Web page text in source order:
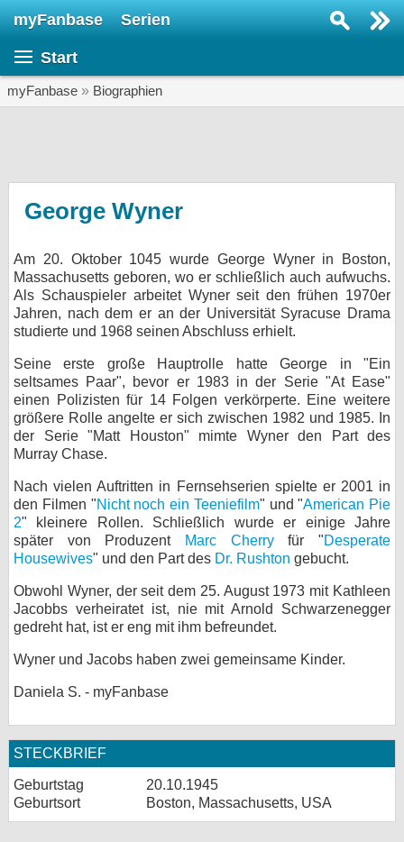
myFanbase Serien
Start
myFanbase » Biographien
George Wyner
Am 20. Oktober 1045 wurde George Wyner in Boston,
Massachusetts geboren, wo er schließlich auch aufwuchs.
Als Schauspieler arbeitet Wyner seit den frühen 1970er
Jahren, nach dem er an der Universität Syracuse Drama
studierte und 1968 seinen Abschluss erhielt.
Seine erste große Hauptrolle hatte George in "Ein
seltsames Paar", bevor er 1983 in der Serie "At Ease"
einen Polizisten für 14 Folgen verkörperte. Eine weitere
größere Rolle angelte er sich zwischen 1982 und 1985. In
der Serie "Matt Houston" mimte Wyner den Part des
Murray Chase.
Nach vielen Auftritten in Fernsehserien spielte er 2001 in
den Filmen "Nicht noch ein Teeniefilm" und "American Pie
2" kleinere Rollen. Schließlich wurde er einige Jahre
später von Produzent
Marc Cherryfür "Desperate
Housewives" und den Part des Dr. Rushton gebucht.
Obwohl Wyner, der seit dem 25. August 1973 mit Kathleen
Jacobbs verheiratet ist, nie mit Arnold Schwarzenegger
gedreht hat, ist er eng mit ihm befreundet.
Wyner und Jacobs haben zwei gemeinsame Kinder.
Daniela S. - myFanbase
STECKBRIEF
Geburtstag
20.10.1945
Geburtsort
Boston, Massachusetts, USA
KULTUR
Specials
SERVICE
Forum
bei X
Kontakt
Nutzungsbedingungen
Datenschutz